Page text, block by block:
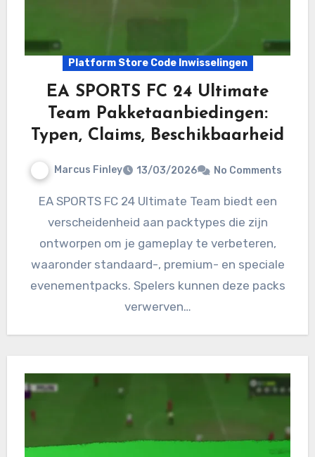
Platform Store Code Inwisselingen
EA SPORTS FC 24 Ultimate
Team Pakketaanbiedingen:
Typen, Claims, Beschikbaarheid
Marcus Finley 13/03/2026 No Comments
EA SPORTS FC 24 Ultimate Team biedt een
verscheidenheid aan packtypes die zijn
ontworpen om je gameplay te verbeteren,
waaronder standaard-, premium- en speciale
evenementpacks. Spelers kunnen deze packs
verwerven…